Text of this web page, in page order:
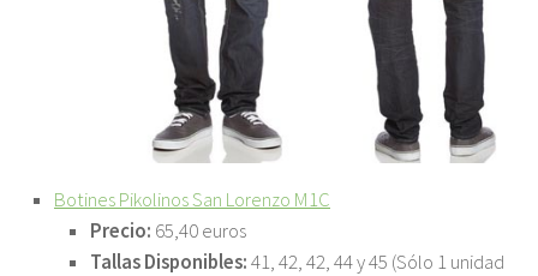
Botines Pikolinos San Lorenzo M1C
Precio: 65,40 euros
Tallas Disponibles:41, 42, 42, 44 y 45 (Sólo 1 unidad